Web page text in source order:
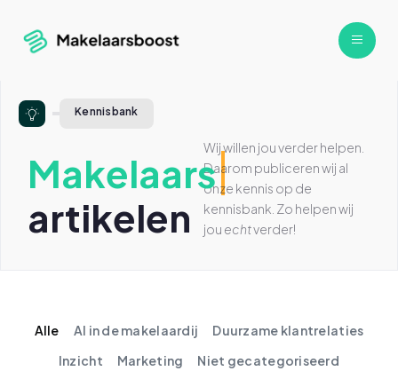
Kennisbank
Makelaars
artikelen
Wij willen jou verder helpen.
Daarom publiceren wij al
onze kennis op de
kennisbank. Zo helpen wij
jou echtverder!
AI in de makelaardij
Duurzame klantrelaties
Inzicht
Marketing
Niet gecategoriseerd
Alle